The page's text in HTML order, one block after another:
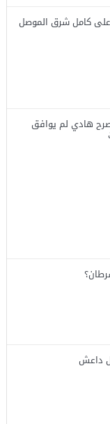
على كامل شرق الموصل
هادي لم يوافق